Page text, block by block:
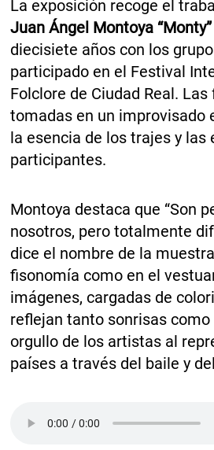
La exposición recoge el
Juan Ángel Montoya “Monty”
diecisiete años con los
participado en el Festival
Folclore de Ciudad Real.
tomadas en un improvisado
la esencia de los trajes y las
participantes.
Montoya destaca que “Son
nosotros, pero totalmente
dice el nombre de la
fisonomía como en el
imágenes, cargadas de
reflejan tanto sonrisas como
orgullo de los artistas al
países a través del baile y